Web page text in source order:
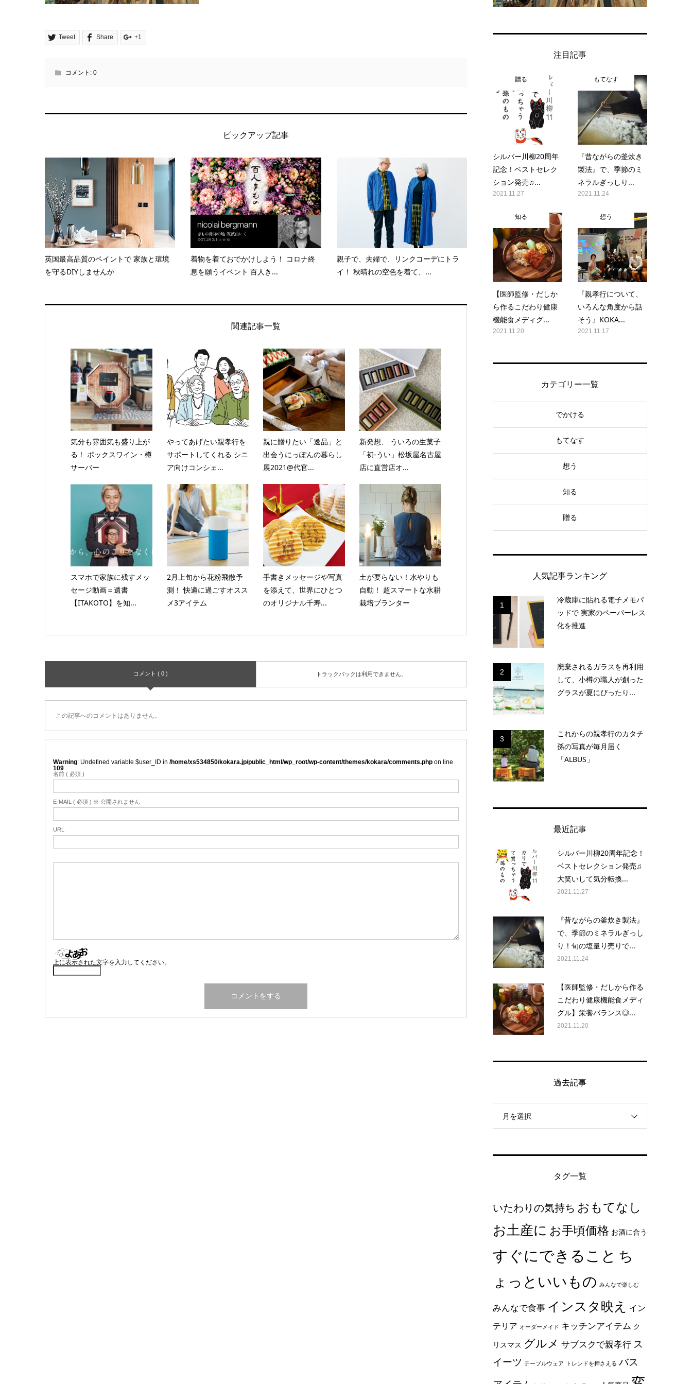
Tweet Share +1
コメント: 0
ピックアップ記事
英国最高品質のペイントで 家族と環境
を守るDIYしませんか
着物を着ておでかけしよう！ コロナ終
息を願うイベント 百人き...
親子で、夫婦で、リンクコーデにトラ
イ！ 秋晴れの空色を着て、...
関連記事一覧
気分も雰囲気も盛り上が
る！ ボックスワイン・樽
サーバー
やってあげたい親孝行を
サポートしてくれる シニ
ア向けコンシェ...
親に贈りたい「逸品」と
出会うにっぽんの暮らし
展2021@代官...
新発想、 ういろの生菓子
「初-うい」松坂屋名古屋
店に直営店オ...
スマホで家族に残すメッ
セージ動画＝遺書
【ITAKOTO】を知...
2月上旬から花粉飛散予
測！ 快適に過ごすオスス
メ3アイテム
手書きメッセージや写真
を添えて、世界にひとつ
のオリジナル千寿...
土が要らない！水やりも
自動！ 超スマートな水耕
栽培プランター
コメント ( 0 ) トラックバックは利用できません。
この記事へのコメントはありません。
Warning : Undefined variable $user_ID in /home/xs534850/kokara.jp/public_html/wp_root/wp-content/themes/kokara/comments.php on line
109
名前 ( 必須 )
E-MAIL ( 必須 ) ※ 公開されません
URL
上に表示された文字を入力してください。
注目記事
贈る
シルバー川柳20周年
記念！ベストセレク
ション発売♫...
2021.11.27
もてなす
『昔ながらの釜炊き
製法』で、季節のミ
ネラルぎっしり...
2021.11.24
知る
【医師監修・だしか
ら作るこだわり健康
機能食メディグ...
2021.11.20
想う
『親孝行について、
いろんな角度から話
そう』KOKA...
2021.11.17
カテゴリー一覧
でかける
もてなす
想う
知る
贈る
人気記事ランキング
1
冷蔵庫に貼れる電子メモパ
ッドで 実家のペーパーレス
化を推進
2
廃棄されるガラスを再利用
して、小樽の職人が創った
グラスが夏にぴったり...
3
これからの親孝行のカタチ
孫の写真が毎月届く
「ALBUS」
最近記事
シルバー川柳20周年記念！
ベストセレクション発売♫
大笑いして気分転換...
2021.11.27
『昔ながらの釜炊き製法』
で、季節のミネラルぎっし
り！旬の塩量り売りで...
2021.11.24
【医師監修・だしから作る
こだわり健康機能食メディ
グル】栄養バランス◎...
2021.11.20
過去記事
月を選択
タグ一覧
いたわりの気持ち おもてなし
お土産に お手頃価格 お酒に合う
すぐにできること ち
ょっといいもの みんなで楽しむ
みんなで食事 インスタ映え イン
テリア オーダーメイド キッチンアイテム ク
リスマス グルメ サブスクで親孝行 ス
イーツ テーブルウェア トレンドを押さえる バス